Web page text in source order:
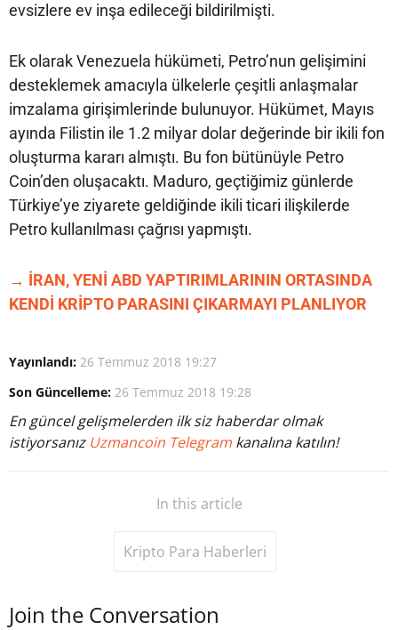
evsizlere ev inşa edileceği bildirilmişti.
Ek olarak Venezuela hükümeti, Petro’nun gelişimini
desteklemek amacıyla ülkelerle çeşitli anlaşmalar
imzalama girişimlerinde bulunuyor. Hükümet, Mayıs
ayında Filistin ile 1.2 milyar dolar değerinde bir ikili fon
oluşturma kararı almıştı. Bu fon bütünüyle Petro
Coin’den oluşacaktı. Maduro, geçtiğimiz günlerde
Türkiye’ye ziyarete geldiğinde ikili ticari ilişkilerde
Petro kullanılması çağrısı yapmıştı.
→ İRAN, YENİ ABD YAPTIRIMLARININ ORTASINDA
KENDİ KRİPTO PARASINI ÇIKARMAYI PLANLIYOR
Yayınlandı: 26 Temmuz 2018 19:27
Son Güncelleme: 26 Temmuz 2018 19:28
En güncel gelişmelerden ilk siz haberdar olmak
istiyorsanız Uzmancoin Telegram kanalına katılın!
In this article
Kripto Para Haberleri
Join the Conversation